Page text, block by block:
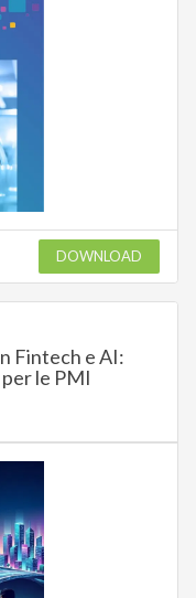
DOWNLOAD
Fintech e AI:
le PMI